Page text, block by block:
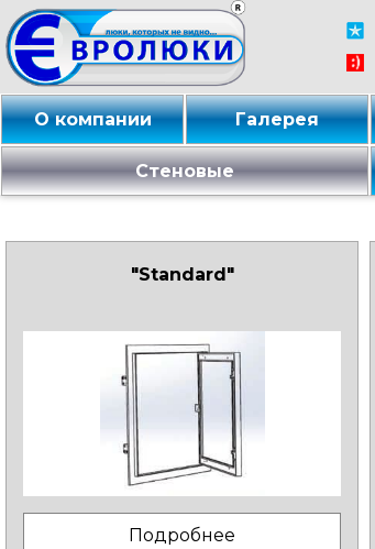
О компании Галерея
Стеновые
"Standard"
Подробнее